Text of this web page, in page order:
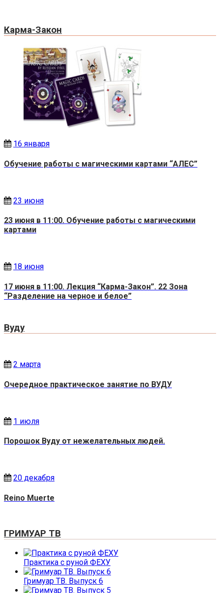
Карма-Закон
16 января
Обучение работы с магическими картами “АЛЕС”
23 июня
23 июня в 11:00. Обучение работы с магическими
картами
18 июня
17 июня в 11:00. Лекция “Карма-Закон”. 22 Зона
“Разделение на черное и белое”
Вуду
2 марта
Очередное практическое занятие по ВУДУ
1 июля
Порошок Вуду от нежелательных людей.
20 декабря
Reino Muerte
ГРИМУАР ТВ
Практика с руной ФЕХУ
Гримуар ТВ. Выпуск 6